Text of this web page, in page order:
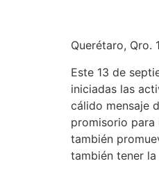
Querétaro, Qro.
Este 13 de
iniciadas las
cálido mensaje
promisorio para
también
también tener